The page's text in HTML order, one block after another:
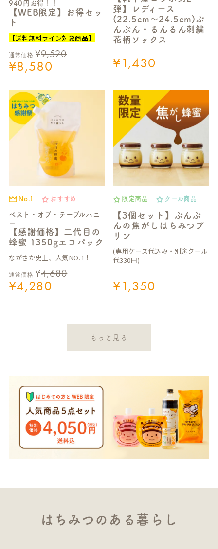
940円お得！！
【WEB限定】お得セッ
ト
【送料無料ライン対象商品】
通常価格 ¥9,520
¥8,580
弾】レディース
(22.5cm～24.5cm)ぶ
んぶん・るんるん刺繍
花柄ソックス
¥1,430
No.1 おすすめ
ベスト・オブ・テーブルハニ
ー
【感謝価格】二代目の
蜂蜜 1350gエコパック
ながさか史上、人気NO.1！
通常価格 ¥4,680
¥4,280
限定商品 クール商品
【3個セット】ぶんぶ
んの焦がしはちみつプ
リン
(専用ケース代込み・別途クール
代330円)
¥1,350
もっと見る
はちみつのある暮らし